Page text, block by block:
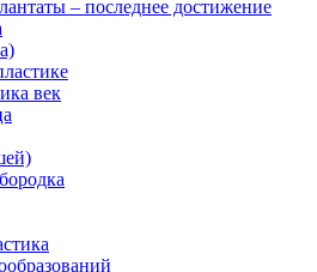
– последнее достижение
век